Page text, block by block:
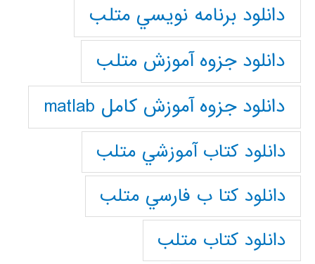
دانلود برنامه نويسي متلب
دانلود جزوه آموزش متلب
دانلود جزوه آموزش کامل matlab
دانلود كتاب آموزشي متلب
دانلود كتا ب فارسي متلب
دانلود كتاب متلب